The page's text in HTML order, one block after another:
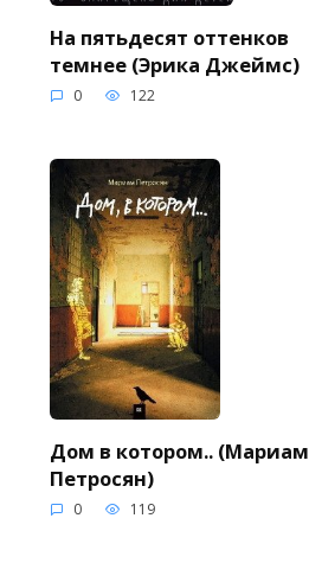
На пятьдесят оттенков
темнее (Эрика Джеймс)
0 122
Дом в котором.. (Мариам
Петросян)
0 119